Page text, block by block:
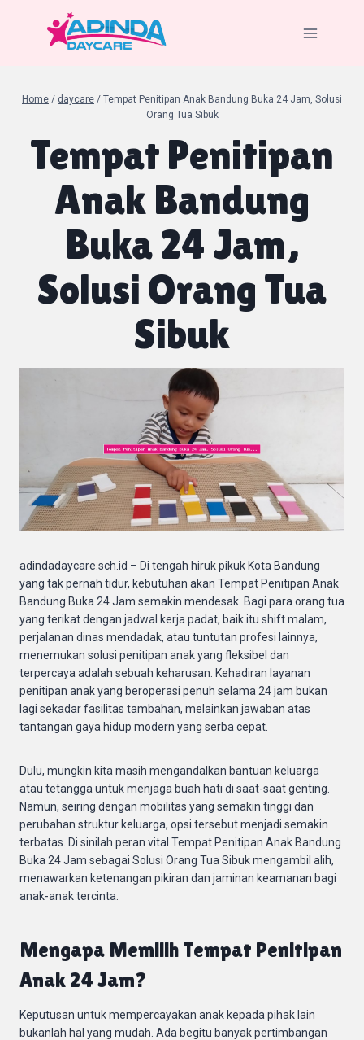
Home / daycare / Tempat Penitipan Anak Bandung Buka 24 Jam, Solusi
Orang Tua Sibuk
Tempat Penitipan
Anak Bandung
Buka 24 Jam,
Solusi Orang Tua
Sibuk
adindadaycare.sch.id – Di tengah hiruk pikuk Kota Bandung
yang tak pernah tidur, kebutuhan akan Tempat Penitipan Anak
Bandung Buka 24 Jam semakin mendesak. Bagi para orang tua
yang terikat dengan jadwal kerja padat, baik itu shift malam,
perjalanan dinas mendadak, atau tuntutan profesi lainnya,
menemukan solusi penitipan anak yang fleksibel dan
terpercaya adalah sebuah keharusan. Kehadiran layanan
penitipan anak yang beroperasi penuh selama 24 jam bukan
lagi sekadar fasilitas tambahan, melainkan jawaban atas
tantangan gaya hidup modern yang serba cepat.
Dulu, mungkin kita masih mengandalkan bantuan keluarga
atau tetangga untuk menjaga buah hati di saat-saat genting.
Namun, seiring dengan mobilitas yang semakin tinggi dan
perubahan struktur keluarga, opsi tersebut menjadi semakin
terbatas. Di sinilah peran vital Tempat Penitipan Anak Bandung
Buka 24 Jam sebagai Solusi Orang Tua Sibuk mengambil alih,
menawarkan ketenangan pikiran dan jaminan keamanan bagi
anak-anak tercinta.
Mengapa Memilih Tempat Penitipan
Anak 24 Jam?
Keputusan untuk mempercayakan anak kepada pihak lain
bukanlah hal yang mudah. Ada begitu banyak pertimbangan